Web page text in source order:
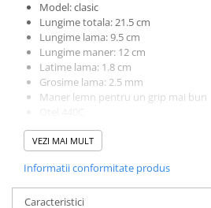
Model: clasic
Lungime totala: 21.5 cm
Lungime lama: 9.5 cm
Lungime maner: 12 cm
Latime lama: 1.8 cm
Grosime lama: 2.5 mm
Maner lemn pentru un grip mai bun
Teaca piele ce se poate prinde la curea
VEZI MAI MULT
Informatii conformitate produs
Caracteristici